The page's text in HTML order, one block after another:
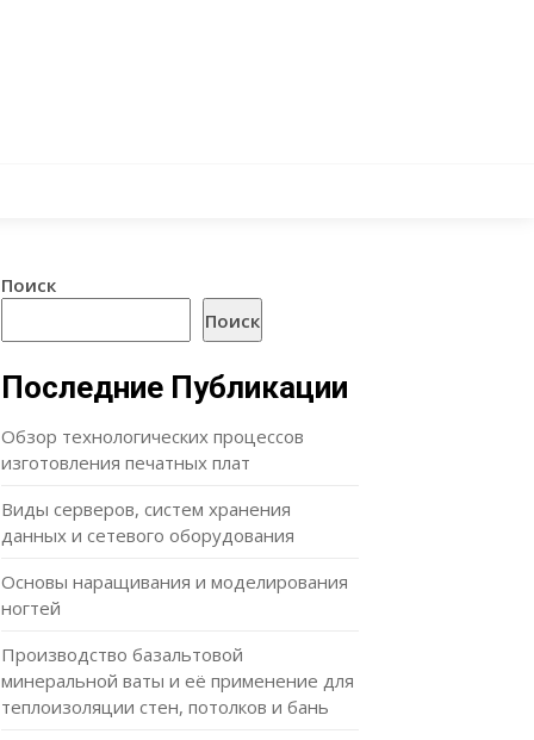
Поиск
Поиск
Последние Публикации
Обзор технологических процессов
изготовления печатных плат
Виды серверов, систем хранения
данных и сетевого оборудования
Основы наращивания и моделирования
ногтей
Производство базальтовой
минеральной ваты и её применение для
теплоизоляции стен, потолков и бань